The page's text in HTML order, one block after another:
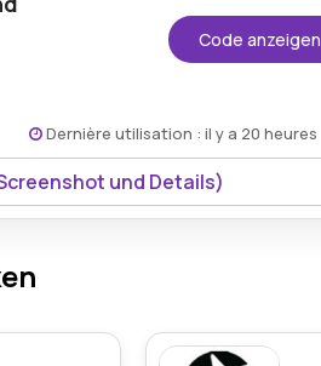
von Nmnbio.co.uk.
Bedingungen auf der Website des
Code anzeigen
Dernière utilisation : il y a 20 heures
und Details)